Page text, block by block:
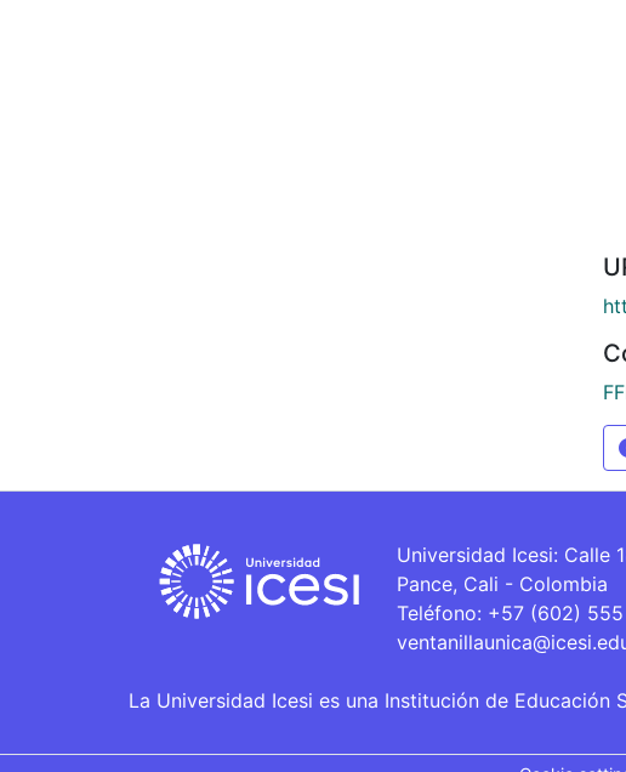
Universidad Icesi: Calle
Pance, Cali - Colombia
Teléfono: +57 (602)
La Universidad Icesi es una Institución de